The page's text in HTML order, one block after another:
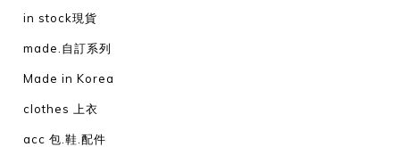
in stock現貨
made.自訂系列
Made in Korea
clothes 上衣
acc 包.鞋.配件